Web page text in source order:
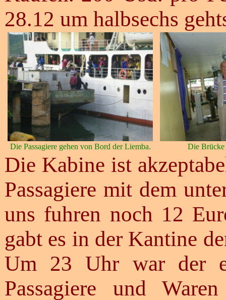
28.12 um halbsechs
Die Passagiere gehen von Bord der Liemba. Die Brücke
Die Kabine ist
Passagiere mit dem
uns fuhren noch 12
gabt es in der Kantine
Um 23 Uhr war der
Passagiere und